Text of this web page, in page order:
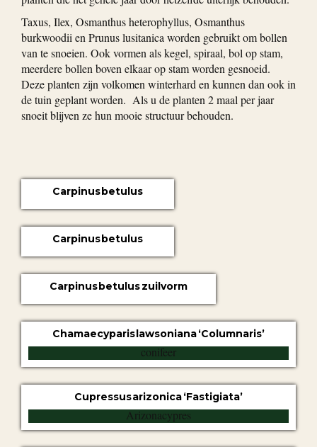
Taxus, Ilex, Osmanthus heterophyllus, Osmanthus
burkwoodii en Prunus lusitanica worden gebruikt om bollen
van te snoeien. Ook vormen als kegel, spiraal, bol op stam,
meerdere bollen boven elkaar op stam worden gesnoeid.
Deze planten zijn volkomen winterhard en kunnen dan ook in
de tuin geplant worden. Als u de planten 2 maal per jaar
snoeit blijven ze hun mooie structuur behouden.
Carpinus betulus
Carpinus betulus
Carpinus betulus zuilvorm
Chamaecyparis lawsoniana ‘Columnaris’
Cupressus arizonica ‘Fastigiata’